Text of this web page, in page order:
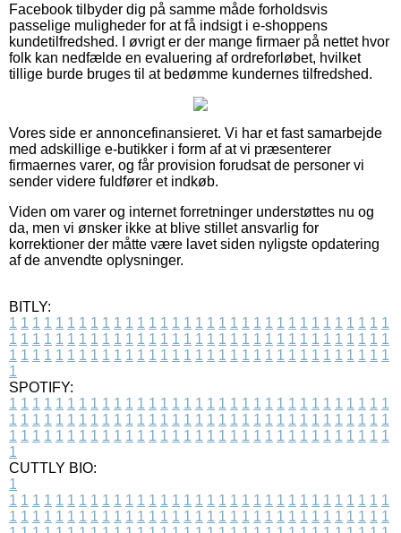
Facebook tilbyder dig på samme måde forholdsvis
passelige muligheder for at få indsigt i e-shoppens
kundetilfredshed. I øvrigt er der mange firmaer på nettet hvor
folk kan nedfælde en evaluering af ordreforløbet, hvilket
tillige burde bruges til at bedømme kundernes tilfredshed.
Vores side er annoncefinansieret. Vi har et fast samarbejde
med adskillige e-butikker i form af at vi præsenterer
firmaernes varer, og får provision forudsat de personer vi
sender videre fuldfører et indkøb.
Viden om varer og internet forretninger understøttes nu og
da, men vi ønsker ikke at blive stillet ansvarlig for
korrektioner der måtte være lavet siden nyligste opdatering
af de anvendte oplysninger.
BITLY:
1 1 1 1 1 1 1 1 1 1 1 1 1 1 1 1 1 1 1 1 1 1 1 1 1 1 1 1 1 1 1 1 1
1 1 1 1 1 1 1 1 1 1 1 1 1 1 1 1 1 1 1 1 1 1 1 1 1 1 1 1 1 1 1 1 1
1 1 1 1 1 1 1 1 1 1 1 1 1 1 1 1 1 1 1 1 1 1 1 1 1 1 1 1 1 1 1 1 1
1
SPOTIFY:
1 1 1 1 1 1 1 1 1 1 1 1 1 1 1 1 1 1 1 1 1 1 1 1 1 1 1 1 1 1 1 1 1
1 1 1 1 1 1 1 1 1 1 1 1 1 1 1 1 1 1 1 1 1 1 1 1 1 1 1 1 1 1 1 1 1
1 1 1 1 1 1 1 1 1 1 1 1 1 1 1 1 1 1 1 1 1 1 1 1 1 1 1 1 1 1 1 1 1
1
CUTTLY BIO:
1
1 1 1 1 1 1 1 1 1 1 1 1 1 1 1 1 1 1 1 1 1 1 1 1 1 1 1 1 1 1 1 1 1
1 1 1 1 1 1 1 1 1 1 1 1 1 1 1 1 1 1 1 1 1 1 1 1 1 1 1 1 1 1 1 1 1